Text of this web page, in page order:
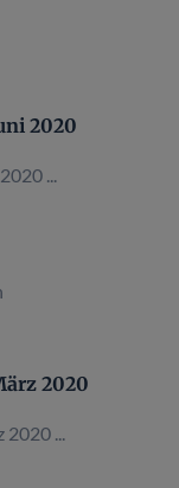
2020
...
2020
...